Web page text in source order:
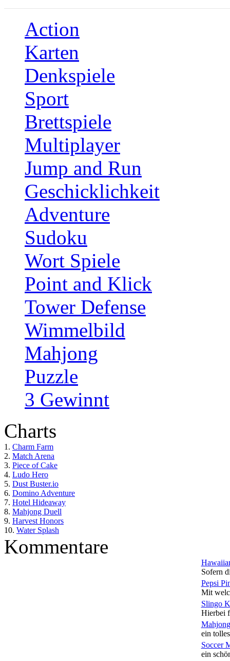
Action
Karten
Denkspiele
Sport
Brettspiele
Multiplayer
Jump and Run
Geschicklichkeit
Adventure
Sudoku
Wort Spiele
Point and Klick
Tower Defense
Wimmelbild
Mahjong
Puzzle
3 Gewinnt
Charts
1. Charm Farm
2. Match Arena
3. Piece of Cake
4. Ludo Hero
5. Dust Buster.io
6. Domino Adventure
7. Hotel Hideaway
8. Mahjong Duell
9. Harvest Honors
10. Water Splash
Kommentare
Sofern
Pepsi
Mit
Slingo
Hierbei
ein
Soccer
ein